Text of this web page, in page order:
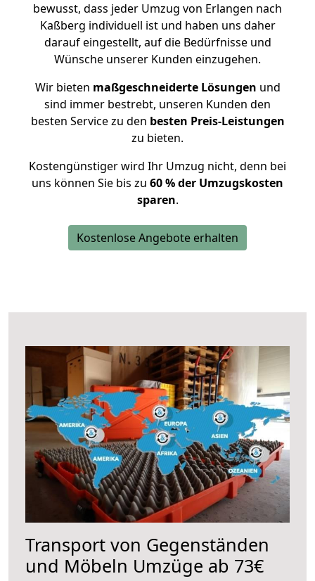
bewusst, dass jeder Umzug von Erlangen nach
Kaßberg individuell ist und haben uns daher
darauf eingestellt, auf die Bedürfnisse und
Wünsche unserer Kunden einzugehen.
Wir bieten maßgeschneiderte Lösungen und
sind immer bestrebt, unseren Kunden den
besten Service zu den besten Preis-Leistungen
zu bieten.
Kostengünstiger wird Ihr Umzug nicht, denn bei
uns können Sie bis zu 60 % der Umzugskosten
sparen.
Kostenlose Angebote erhalten
Transport von Gegenständen
und Möbeln Umzüge ab 73€